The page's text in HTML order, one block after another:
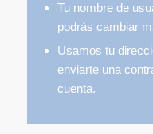
Tu nombre de
podrás cambiar
Usamos tu
enviarte una
cuenta.